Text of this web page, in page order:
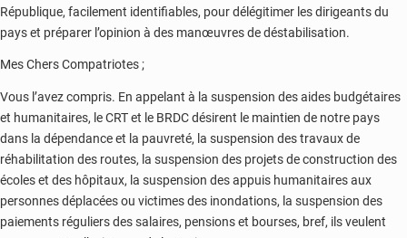
République, facilement identifiables, pour délégitimer les dirigeants du
pays et préparer l’opinion à des manœuvres de déstabilisation.
Mes Chers Compatriotes ;
Vous l’avez compris. En appelant à la suspension des aides budgétaires
et humanitaires, le CRT et le BRDC désirent le maintien de notre pays
dans la dépendance et la pauvreté, la suspension des travaux de
réhabilitation des routes, la suspension des projets de construction des
écoles et des hôpitaux, la suspension des appuis humanitaires aux
personnes déplacées ou victimes des inondations, la suspension des
paiements réguliers des salaires, pensions et bourses, bref, ils veulent